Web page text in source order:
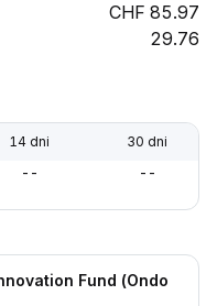
85.97
29.76
14 dni 30 dni
-- --
Fund (Ondo